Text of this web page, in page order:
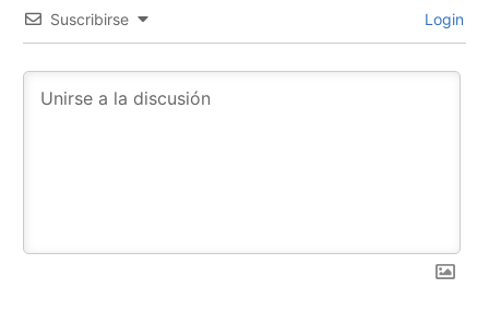
Suscribirse Login